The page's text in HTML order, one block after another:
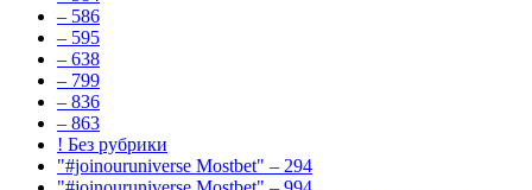
– 586
– 595
– 638
– 799
– 836
– 863
! Без рубрики
"#joinouruniverse Mostbet" – 294